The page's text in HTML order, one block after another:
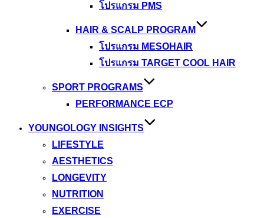
โปรแกรม PMS
HAIR & SCALP PROGRAM
โปรแกรม MESOHAIR
โปรแกรม TARGET COOL HAIR
SPORT PROGRAMS
PERFORMANCE ECP
YOUNGOLOGY INSIGHTS
LIFESTYLE
AESTHETICS
LONGEVITY
NUTRITION
EXERCISE